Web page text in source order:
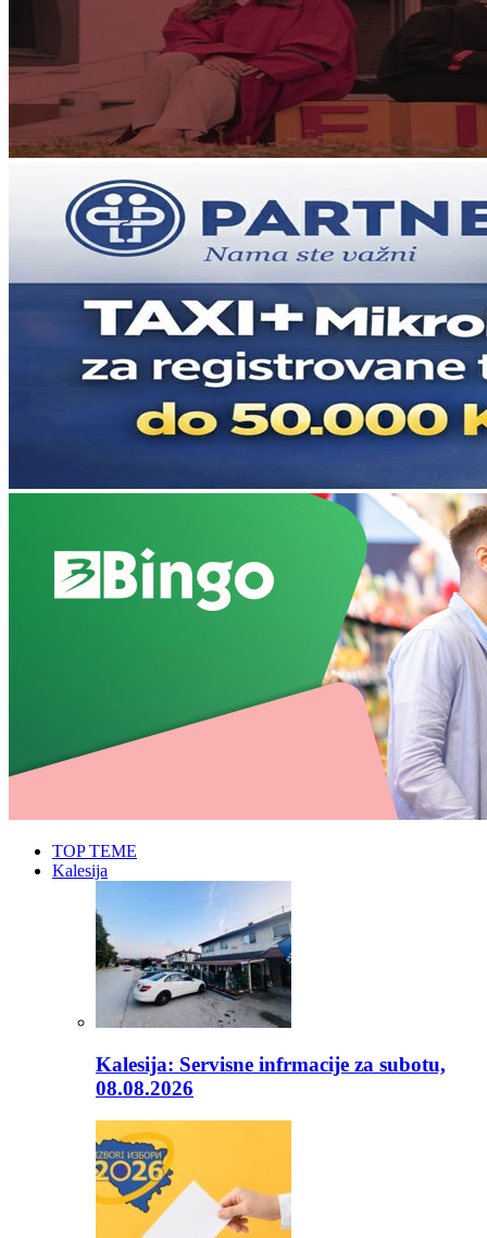
TOP TEME
Kalesija
Kalesija: Servisne infrmacije za subotu,
08.08.2026